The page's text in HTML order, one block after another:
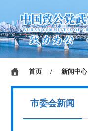
首页 / 新闻中心
市委会新闻